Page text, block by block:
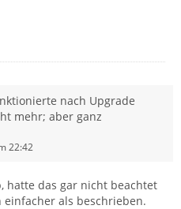
nach Upgrade
mehr; aber ganz
22:42
hatte das gar nicht beachtet
einfacher als beschrieben.